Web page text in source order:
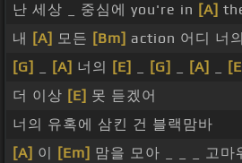
난 세상 _ 중심에 you're in [A]
내
[A] 모든 [Bm] action 어디 너의
[G]
[A] 너의 [E] [G] [A]
더 이상 [E] 못 듣겠어
너의 유혹에 삼킨 건 블랙맘바
[A] 이 [Em] 맘을 모아 _ _ _ 고마